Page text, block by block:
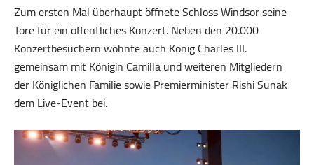
Zum ersten Mal überhaupt öffnete Schloss Windsor seine
Tore für ein öffentliches Konzert. Neben den 20.000
Konzertbesuchern wohnte auch König Charles III.
gemeinsam mit Königin Camilla und weiteren Mitgliedern
der Königlichen Familie sowie Premierminister Rishi Sunak
dem Live-Event bei.